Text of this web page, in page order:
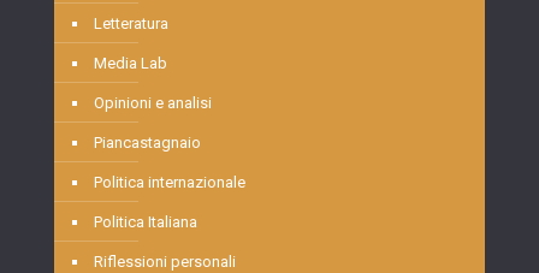
Letteratura
Media Lab
Opinioni e analisi
Piancastagnaio
Politica internazionale
Politica Italiana
Riflessioni personali